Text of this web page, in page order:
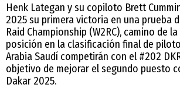
Henk Lategan y su copiloto Brett
2025 su primera victoria en una prueba
Raid Championship (W2RC), camino de
posición en la clasificación final de
Arabia Saudí competirán con el #202
objetivo de mejorar el segundo puesto
Dakar 2025.